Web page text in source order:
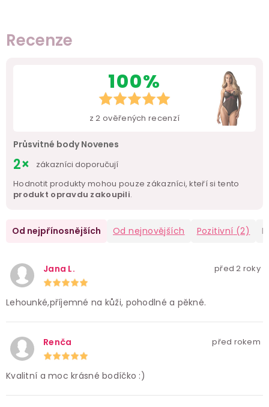
Recenze
100%
z2 ověřených recenzí
Průsvitné body Novenes
2×
zákazníci doporučují
Hodnotit produkty mohou pouze zákazníci, kteří si tento
produkt opravdu zakoupili.
Od nejpřínosnějších Od nejnovějších Pozitivní (2)
Jana L. před 2 roky
Lehounké,příjemné na kůži, pohodlné a pěkné.
Renča před rokem
Kvalitní a moc krásné bodíčko :)